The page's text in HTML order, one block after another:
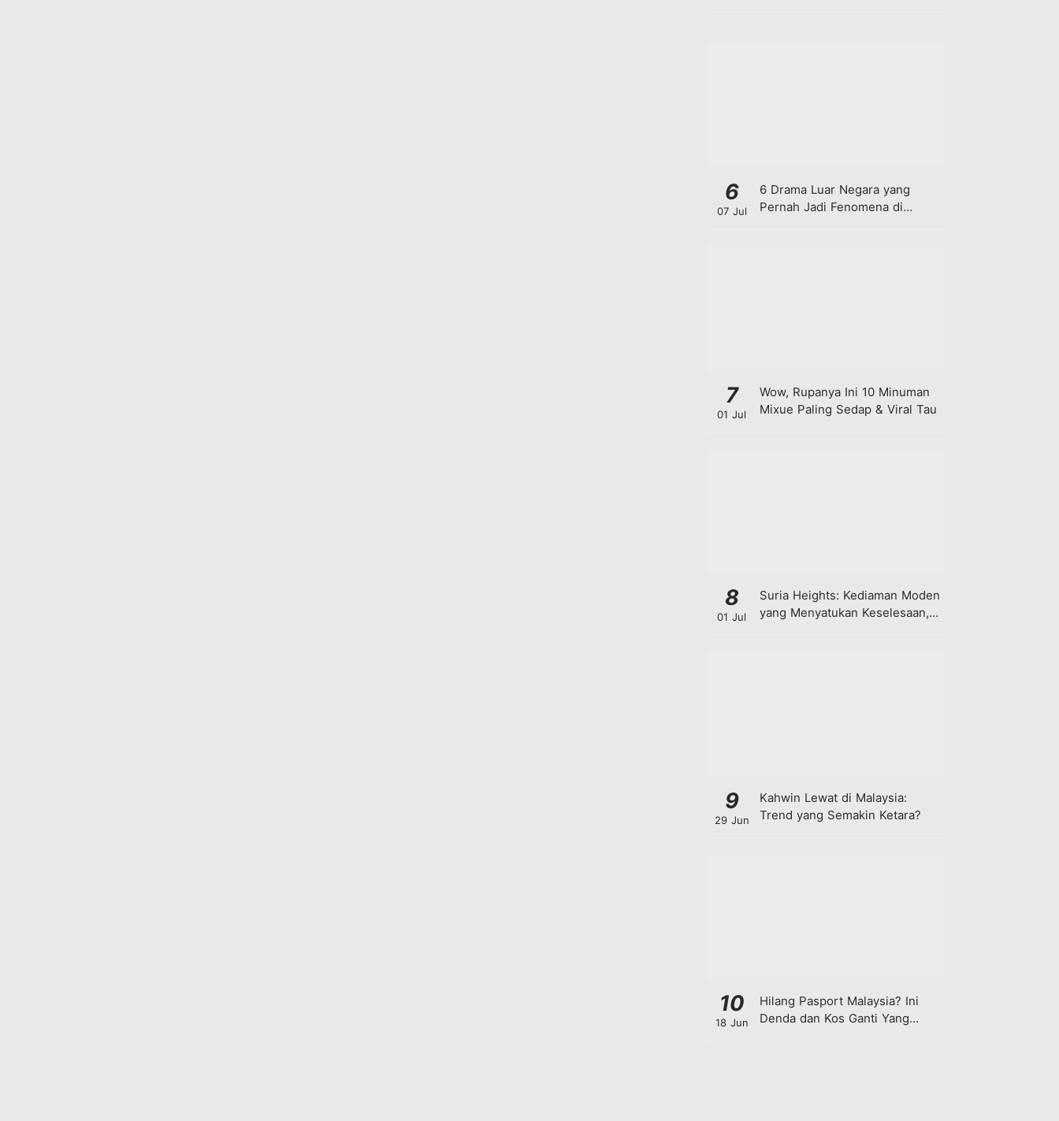
6
07 Jul
6 Drama Luar Negara yang
Pernah Jadi Fenomena di
7
01 Jul
Wow, Rupanya Ini 10 Minuman
Mixue Paling Sedap & Viral Tau
8
01 Jul
Suria Heights: Kediaman Moden
yang Menyatukan Keselesaan,
9
29 Jun
Kahwin Lewat di Malaysia:
Trend yang Semakin Ketara?
10
18 Jun
Hilang Pasport Malaysia? Ini
Denda dan Kos Ganti Yang